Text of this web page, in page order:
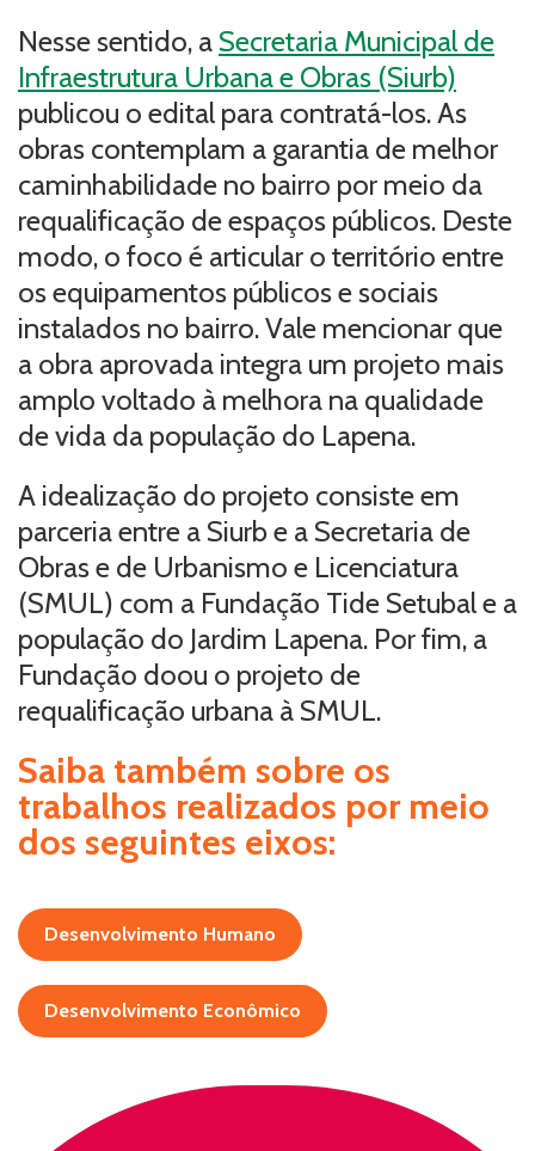
Nesse sentido, a Secretaria Municipal de
Infraestrutura Urbana e Obras (Siurb)
publicou o edital para contratá-los. As
obras contemplam a garantia de melhor
caminhabilidade no bairro por meio da
requalificação de espaços públicos. Deste
modo, o foco é articular o território entre
os equipamentos públicos e sociais
instalados no bairro. Vale mencionar que
a obra aprovada integra um projeto mais
amplo voltado à melhora na qualidade
de vida da população do Lapena.
A idealização do projeto consiste em
parceria entre a Siurb e a Secretaria de
Obras e de Urbanismo e Licenciatura
(SMUL) com a Fundação Tide Setubal e a
população do Jardim Lapena. Por fim, a
Fundação doou o projeto de
requalificação urbana à SMUL.
Saiba também sobre os
trabalhos realizados por meio
dos seguintes eixos:
Desenvolvimento Humano
Desenvolvimento Econômico